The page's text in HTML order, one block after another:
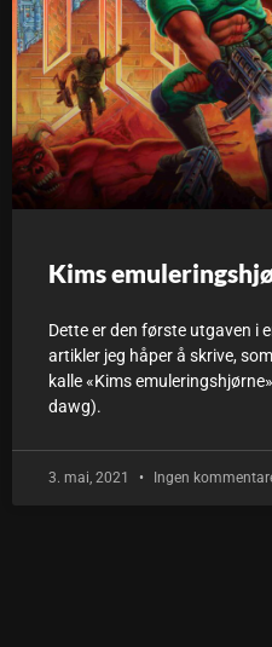
Kims
Dette er den første utgaven i
artikler jeg håper å skrive,
kalle «Kims
dawg).
3. mai, 2021 Ingen